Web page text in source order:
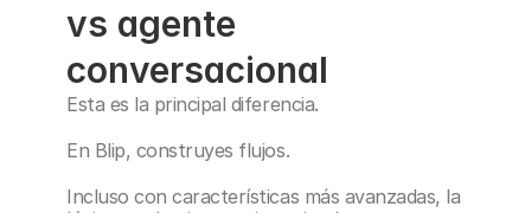
vs agente
conversacional
Esta es la principal diferencia.
En Blip, construyes flujos.
Incluso con características más avanzadas, la